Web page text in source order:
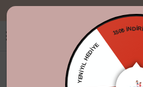
150₺
YENİYIL HEDİYE